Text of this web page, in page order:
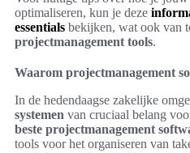
optimaliseren, kun je deze
essentials bekijken, wat ook van
projectmanagement tools.
Waarom projectmanagement
In de hedendaagse zakelijke
systemen van cruciaal belang
beste projectmanagement
tools voor het organiseren van